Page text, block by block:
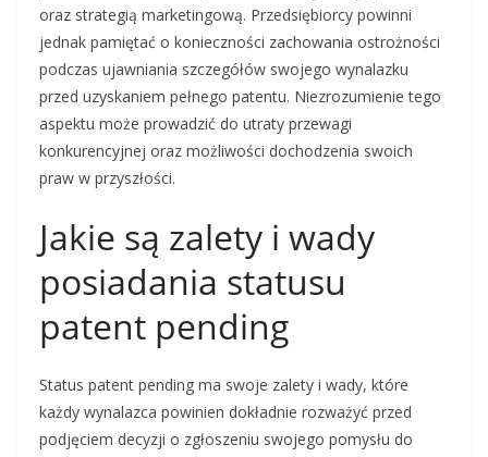
oraz strategią marketingową. Przedsiębiorcy powinni
jednak pamiętać o konieczności zachowania ostrożności
podczas ujawniania szczegółów swojego wynalazku
przed uzyskaniem pełnego patentu. Niezrozumienie tego
aspektu może prowadzić do utraty przewagi
konkurencyjnej oraz możliwości dochodzenia swoich
praw w przyszłości.
Jakie są zalety i wady
posiadania statusu
patent pending
Status patent pending ma swoje zalety i wady, które
każdy wynalazca powinien dokładnie rozważyć przed
podjęciem decyzji o zgłoszeniu swojego pomysłu do